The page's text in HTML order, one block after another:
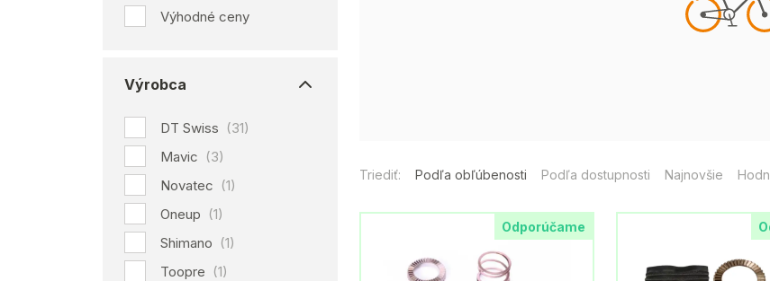
Výhodné ceny
Výrobca
DT Swiss (31)
Mavic (3)
Novatec (1)
Oneup (1)
Shimano (1)
Toopre (1)
Triediť: Podľa obľúbenosti Podľa dostupnosti Najnovšie
Odporúčame